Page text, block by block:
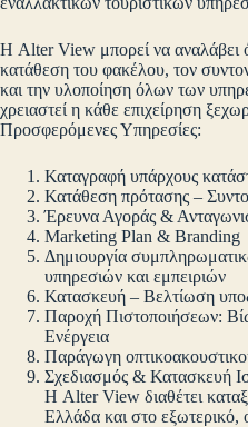
Η Alter View μπορεί να αναλάβει
κατάθεση του φακέλου, τον
και την υλοποίηση όλων των
χρειαστεί η κάθε επιχείρηση
Προσφερόμενες Υπηρεσίες:
Καταγραφή υπάρχους
Κατάθεση πρότασης –
Έρευνα Αγοράς &
Marketing Plan & Branding
Δημιουργία
υπηρεσιών και εμπειριών
Κατασκευή – Βελτίωση
Παροχή Πιστοποιήσεων:
Ενέργεια
Παράγωγη
Σχεδιασμός & Κατασκευή
Η Alter View διαθέτει
Ελλάδα και στο εξωτερικό,